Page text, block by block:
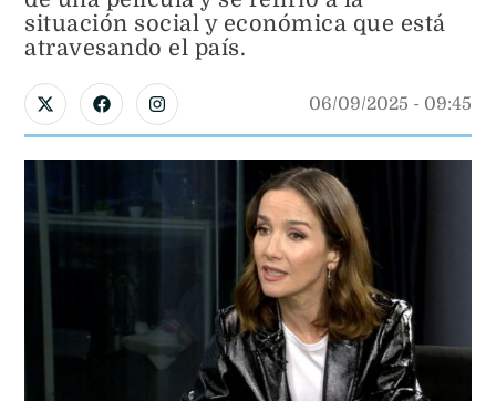
situación social y económica que está
atravesando el país.
06/09/2025 - 09:45